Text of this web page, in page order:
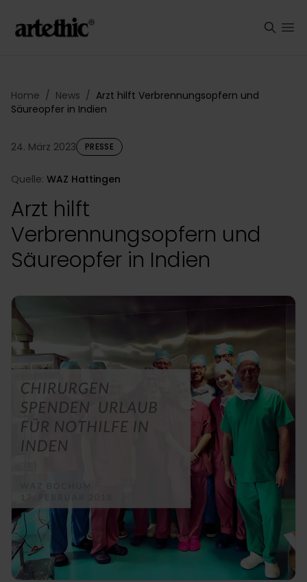
Home / News / Arzt hilft Verbrennungsopfern und
Säureopfer in Indien
24. März 2023 PRESSE
Quelle: WAZ Hattingen
Arzt hilft
Verbrennungsopfern und
Säureopfer in Indien